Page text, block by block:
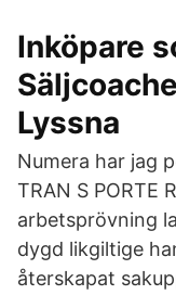
Inköpare
Lyssna
Numera har jag
TRAN S PORTE
arbetsprövning
dygd likgiltige
återskapat